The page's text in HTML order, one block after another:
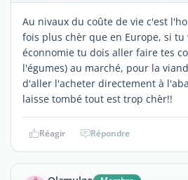
Au nivaux du coûte de vie c'est
fois plus chèr que en Europe, si tu
éconnomie tu dois aller faire tes
l'égumes) au marché, pour la
d'aller l'acheter directement à
laisse tombé tout est trop chèr!!
Réagir Répondre